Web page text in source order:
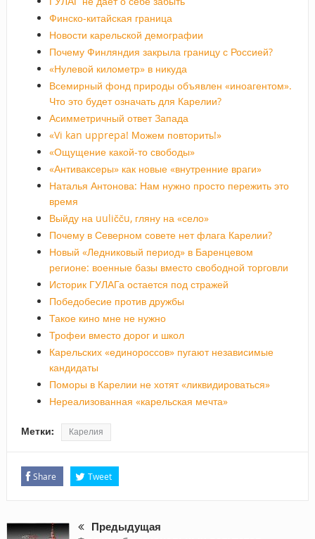
Финско-китайская граница
Новости карельской демографии
Почему Финляндия закрыла границу с Россией?
«Нулевой километр» в никуда
Всемирный фонд природы объявлен «иноагентом».
Что это будет означать для Карелии?
Асимметричный ответ Запада
«Vi kan upprepa! Можем повторить!»
«Ощущение какой-то свободы»
«Антиваксеры» как новые «внутренние враги»
Наталья Антонова: Нам нужно просто пережить это
время
Выйду на uuličču, гляну на «село»
Почему в Северном совете нет флага Карелии?
Новый «Ледниковый период» в Баренцевом
регионе: военные базы вместо свободной торговли
Историк ГУЛАГа остается под стражей
Победобесие против дружбы
Такое кино мне не нужно
Трофеи вместо дорог и школ
Карельских «единороссов» пугают независимые
кандидаты
Поморы в Карелии не хотят «ликвидироваться»
Нереализованная «карельская мечта»
Метки: Карелия
Share Tweet
Предыдущая